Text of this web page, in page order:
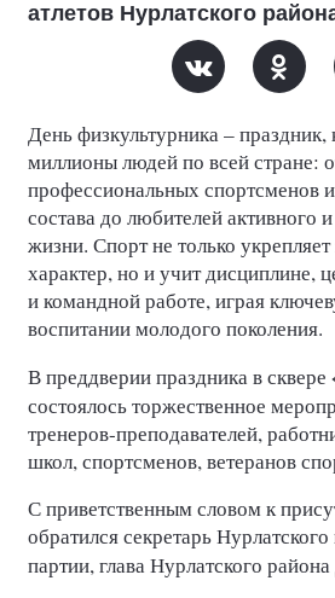
атлетов Нурлатского
День физкультурника –
миллионы людей по всей стране:
профессиональных спортсменов
состава до любителей активного
жизни. Спорт не только укрепляет
характер, но и учит дисциплине,
и командной работе, играя
воспитании молодого поколения.
В преддверии праздника в сквере
состоялось торжественное
тренеров-преподавателей,
школ, спортсменов, ветеранов
С приветственным словом к
обратился секретарь
партии, глава Нурлатского района